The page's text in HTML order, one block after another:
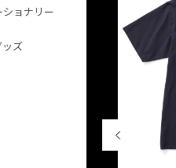
ョナリー
ッズ